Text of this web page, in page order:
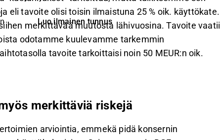
eli tavoite olisi toisin ilmaistuna 25 % oik. käyttökate.
merkittävää muutosta lähivuosina. Tavoite vaatii
odotamme kuulevamme tarkemmin
tavoite tarkoittaisi noin 50 MEUR:n oik.
merkittäviä riskejä
arviointia, emmekä pidä konsernin
Luo ilmainen tunnus